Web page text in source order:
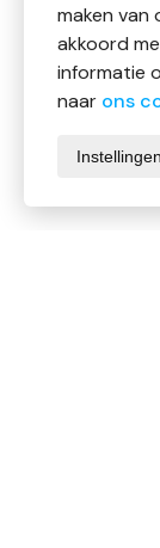
maken van
akkoord
informatie
naar ons
Instellingen